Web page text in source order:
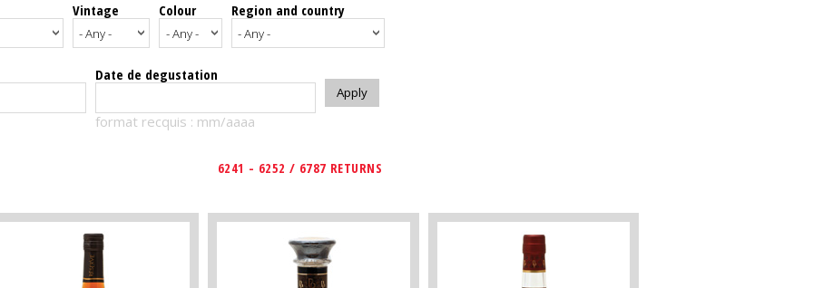
Vintage Colour Region and country
Date de degustation
format recquis : mm/aaaa
6241 - 6252 / 6787 RETURNS